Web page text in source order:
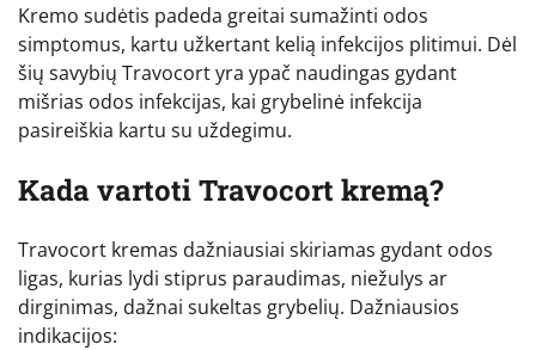
Kremo sudėtis padeda greitai sumažinti odos
simptomus, kartu užkertant kelią infekcijos plitimui. Dėl
šių savybių Travocort yra ypač naudingas gydant
mišrias odos infekcijas, kai grybelinė infekcija
pasireiškia kartu su uždegimu.
Kada vartoti Travocort kremą?
Travocort kremas dažniausiai skiriamas gydant odos
ligas, kurias lydi stiprus paraudimas, niežulys ar
dirginimas, dažnai sukeltas grybelių. Dažniausios
indikacijos: